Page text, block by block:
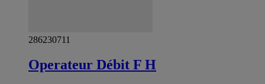
286230711
Operateur Débit F H